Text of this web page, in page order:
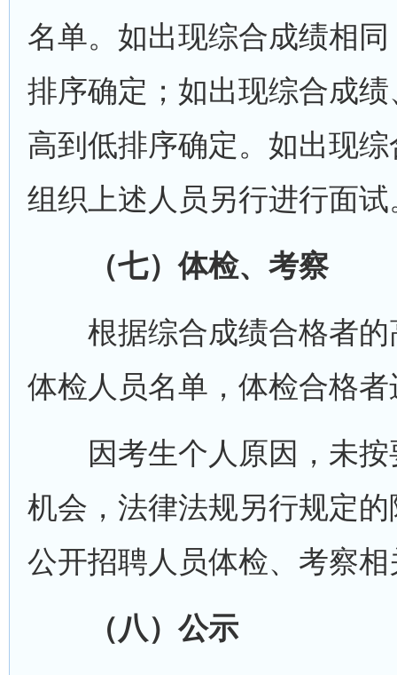
名单。如出现综合成绩相
排序确定；如出现综合成
高到低排序确定。如出现
组织上述人员另行进行面试
（七）体检、考察
根据综合成绩合格者的
体检人员名单，体检合格
因考生个人原因，未按
机会，法律法规另行规定
公开招聘人员体检、考察
（八）公示